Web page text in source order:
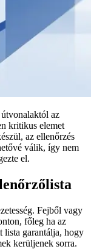
az
kritikus elemet
az ellenőrzés
válik, így nem
el.
Fejből vagy
főleg ha az
lista garantálja, hogy
kerüljenek sorra.